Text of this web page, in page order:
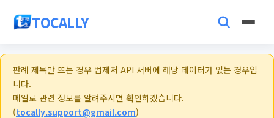
TOCALLY
판례 제목만 뜨는 경우 법제처 API 서버에 해당 데이터가 없는 경우입
니다.
메일로 관련 정보를 알려주시면 확인하겠습니다.
(tocally.support@gmail.com)